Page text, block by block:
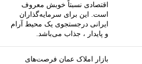
اقتصادی نسبتاً خوبش معروف
است. این برای سرمایه‌گذاران
ایرانی درجستجوی یک محیط آرام
و پایدار ، جذاب می‌باشد.
بازار املاک عمان فرصت‌های